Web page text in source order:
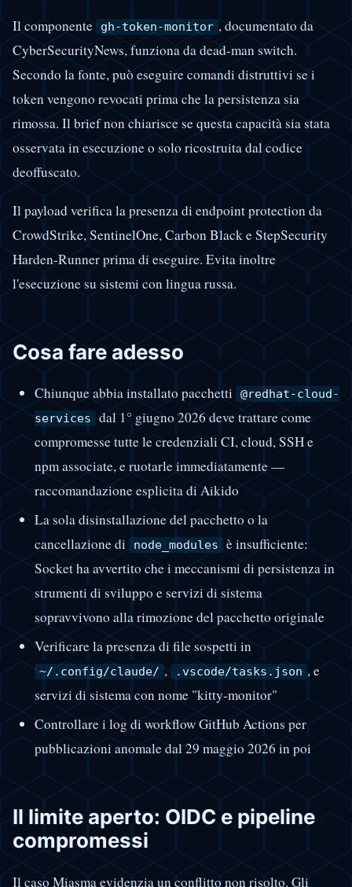
Il componente gh-token-monitor , documentato da
CyberSecurityNews, funziona da dead-man switch.
Secondo la fonte, può eseguire comandi distruttivi se i
token vengono revocati prima che la persistenza sia
rimossa. Il brief non chiarisce se questa capacità sia stata
osservata in esecuzione o solo ricostruita dal codice
deoffuscato.
Il payload verifica la presenza di endpoint protection da
CrowdStrike, SentinelOne, Carbon Black e StepSecurity
Harden-Runner prima di eseguire. Evita inoltre
l'esecuzione su sistemi con lingua russa.
Cosa fare adesso
Chiunque abbia installato pacchetti
@redhat-cloud-
services dal 1° giugno 2026 deve trattare come
compromesse tutte le credenziali CI, cloud, SSH e
npm associate, e ruotarle immediatamente —
raccomandazione esplicita di Aikido
La sola disinstallazione del pacchetto o la
cancellazione di
node_modules è insufficiente:
Socket ha avvertito che i meccanismi di persistenza in
strumenti di sviluppo e servizi di sistema
sopravvivono alla rimozione del pacchetto originale
Verificare la presenza di file sospetti in
~/.config/claude/ , .vscode/tasks.json , e
servizi di sistema con nome "kitty-monitor"
Controllare i log di workflow GitHub Actions per
pubblicazioni anomale dal 29 maggio 2026 in poi
Il limite aperto: OIDC e pipeline
compromessi
Il caso Miasma evidenzia un conflitto non risolto. Gli